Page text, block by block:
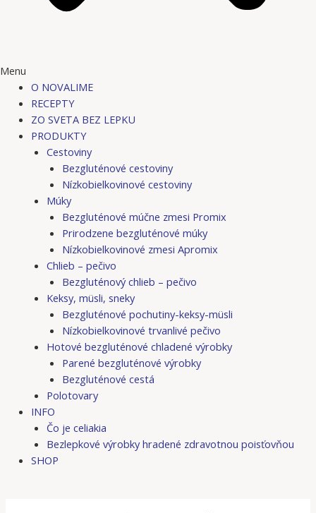
Menu
O NOVALIME
RECEPTY
ZO SVETA BEZ LEPKU
PRODUKTY
Cestoviny
Bezgluténové cestoviny
Nízkobielkovinové cestoviny
Múky
Bezgluténové múčne zmesi Promix
Prirodzene bezgluténové múky
Nízkobielkovinové zmesi Apromix
Chlieb – pečivo
Bezgluténový chlieb – pečivo
Keksy, müsli, sneky
Bezgluténové pochutiny-keksy-müsli
Nízkobielkovinové trvanlivé pečivo
Hotové bezgluténové chladené výrobky
Parené bezgluténové výrobky
Bezgluténové cestá
Polotovary
INFO
Čo je celiakia
Bezlepkové výrobky hradené zdravotnou poisťovňou
SHOP